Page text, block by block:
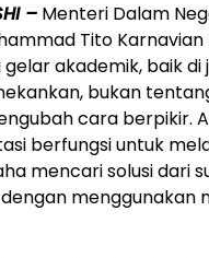
– Menteri Dalam
Tito
akademik, baik di
bukan
cara berpikir.
berfungsi untuk
mencari solusi dari
menggunakan